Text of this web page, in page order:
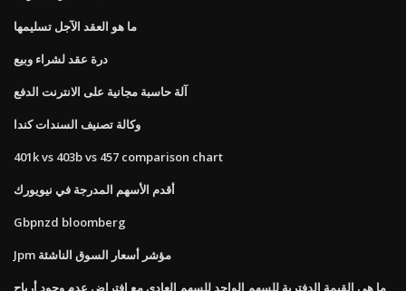
ما هو العقد الآجل تسليمها
درة عقد لشراء وبيع
آلة حاسبة مجانية على الانترنت الدفع
وكالة تصنيف السندات كندا
401k vs 403b vs 457 comparison chart
أقدم الأسهم المدرجة في نيويورك
Gbpnzd bloomberg
Jpm مؤشر أسعار السوق الناشئة
ما هي القيمة الدفترية للسهم الواحد للسهم العادي مع افتراض عدم وجود أرباح